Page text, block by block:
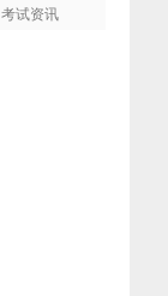
考试资讯